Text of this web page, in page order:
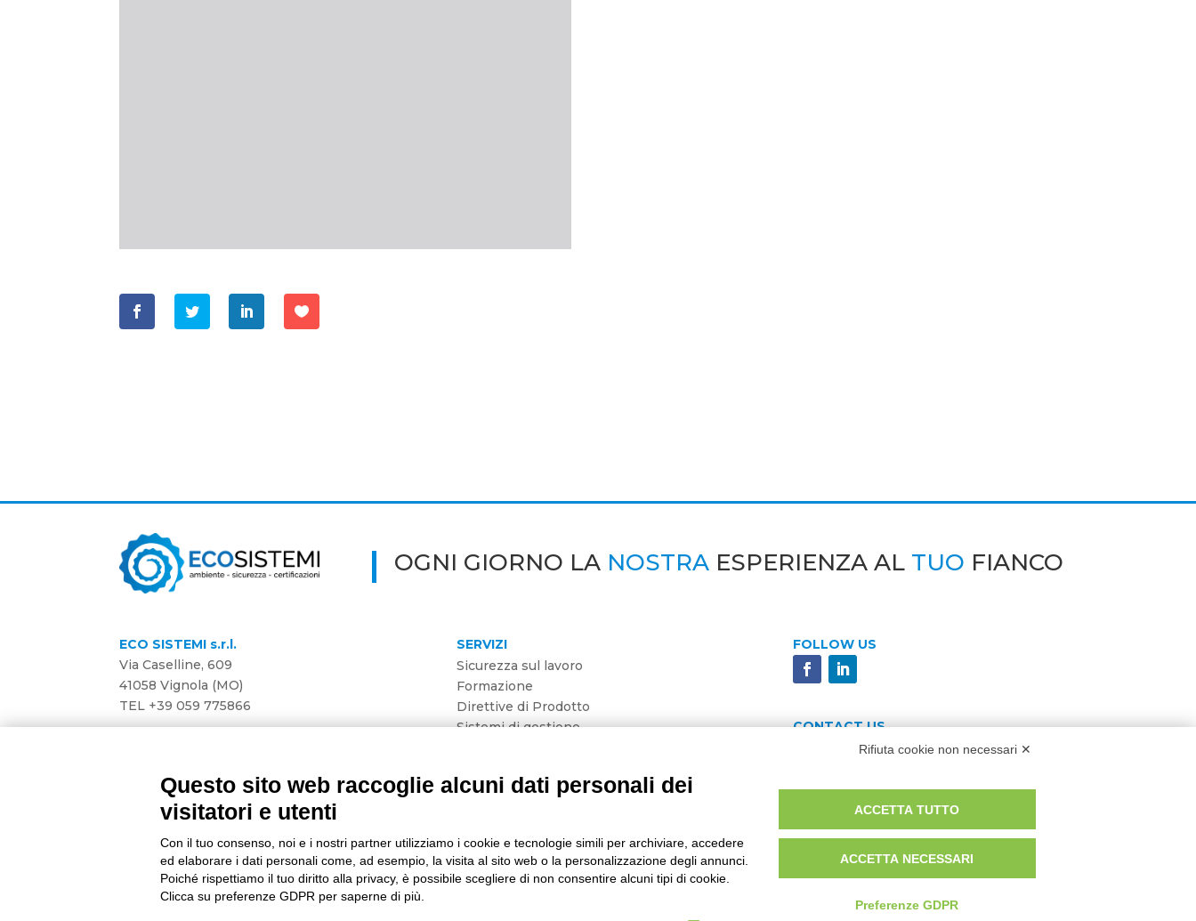
OGNI GIORNO LA NOSTRAESPERIENZA AL TUO FIANCO
ECO SISTEMI s.r.l.
Via Caselline, 609
41058 Vignola (MO)
TEL +39 059 775866
SERVIZI
Sicurezza sul lavoro
Formazione
Direttive di Prodotto
Sistemi di gestione
FOLLOW US
CONTACT US
Developed byGruppo Alchimie| P.IVA e CF 02803710363 | REA MO02803710363 | Capitale Sociale € 10.500,00 i.v. | © 2022 Eco Sistemi
Rifiuta cookie non necessari ✕
Questo sito web raccoglie alcuni dati personali dei
visitatori e utenti
Con il tuo consenso, noi e i nostri partner utilizziamo i cookie e tecnologie simili per archiviare, accedere
ed elaborare i dati personali come, ad esempio, la visita al sito web o la personalizzazione degli annunci.
Poiché rispettiamo il tuo diritto alla privacy, è possibile scegliere di non consentire alcuni tipi di cookie.
Clicca su preferenze GDPR per saperne di più.
ACCETTA TUTTO
ACCETTA NECESSARI
Preferenze GDPR